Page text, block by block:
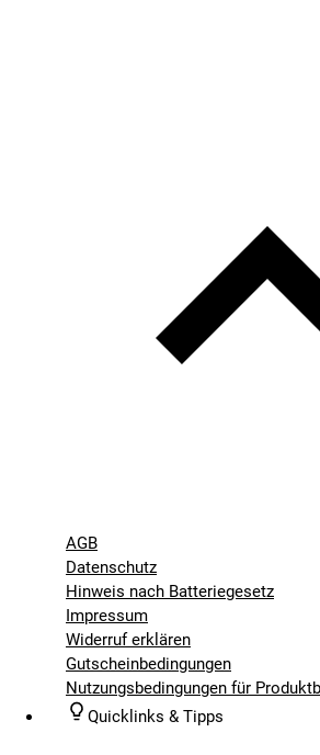
AGB
Datenschutz
Hinweis nach Batteriegesetz
Impressum
Widerruf erklären
Gutscheinbedingungen
Nutzungsbedingungen für
Quicklinks & Tipps